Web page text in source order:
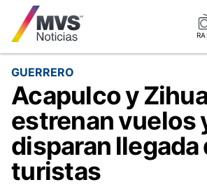
GUERRERO
Acapulco y
estrenan vuelos
disparan llegada
turistas